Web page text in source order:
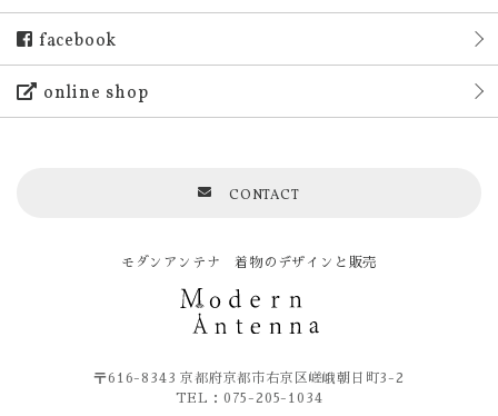
facebook
online shop
CONTACT
モダンアンテナ 着物のデザインと販売
〒616-8343 京都府京都市右京区嵯峨朝日町3-2
TEL：075-205-1034